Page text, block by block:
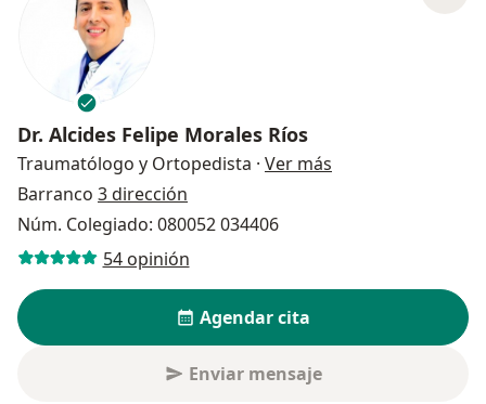
Dr. Alcides Felipe Morales Ríos
Traumatólogo y Ortopedista · Ver más
Barranco 3 dirección
Núm. Colegiado: 080052 034406
54 opinión
Agendar cita
Enviar mensaje